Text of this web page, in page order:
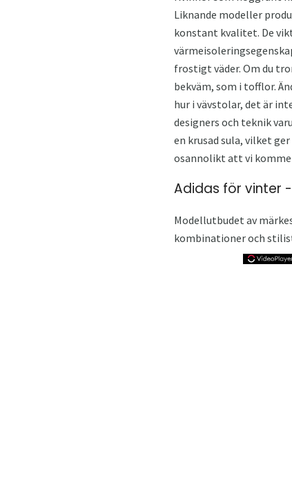
Liknande modeller
konstant kvalitet. De
frostigt väder. Om du
bekväm, som i tofflor.
hur i vävstolar, det är
designers och teknik
en krusad sula, vilket
osannolikt att vi
Adidas för vinter
Modellutbudet av
kombinationer och